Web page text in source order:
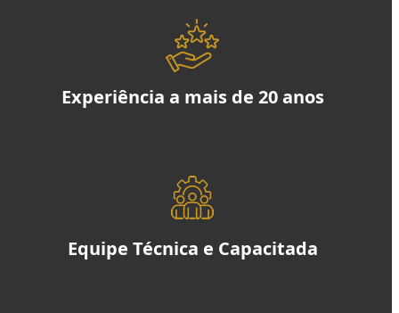
Experiência a mais de 20 anos
Equipe Técnica e Capacitada